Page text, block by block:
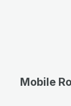
Mobile